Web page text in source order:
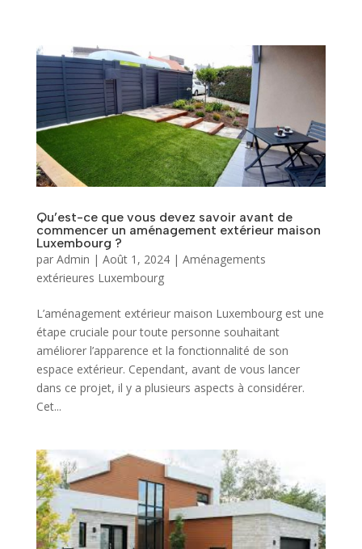
Qu’est-ce que vous devez savoir avant de
commencer un aménagement extérieur maison
Luxembourg ?
par Admin | Août 1, 2024| Aménagements
extérieures Luxembourg
L’aménagement extérieur maison Luxembourg est une
étape cruciale pour toute personne souhaitant
améliorer l’apparence et la fonctionnalité de son
espace extérieur. Cependant, avant de vous lancer
dans ce projet, il y a plusieurs aspects à considérer.
Cet...